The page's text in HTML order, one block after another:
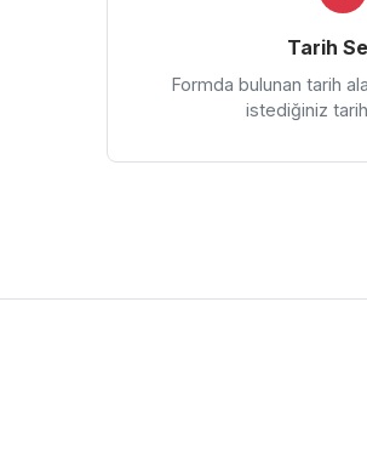
Tarih
Formda bulunan tarih
istediğiniz